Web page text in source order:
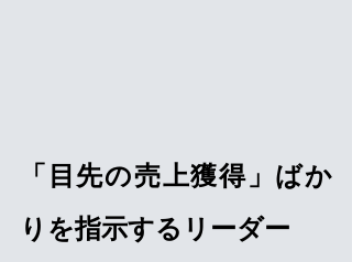
「目先の売上獲得」ばか
りを指示するリーダー